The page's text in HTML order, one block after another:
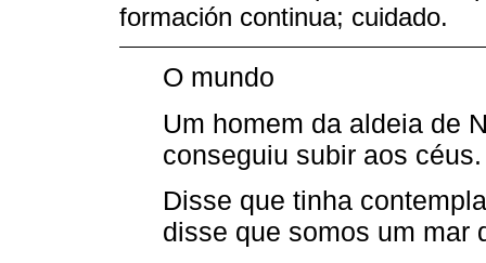
formación continua; cuidado.
O mundo
Um homem da aldeia de
conseguiu subir aos
Disse que tinha
disse que somos um mar